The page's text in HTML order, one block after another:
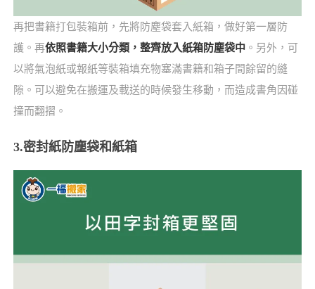
再把書籍打包裝箱前，先將防塵袋套入紙箱，做好第一層防
護。再依照書籍大小分類，整齊放入紙箱防塵袋中。另外，可
以將氣泡紙或報紙等裝箱填充物塞滿書籍和箱子間餘留的縫
隙。可以避免在搬運及載送的時候發生移動，而造成書角因碰
撞而翻摺。
3.密封紙防塵袋和紙箱